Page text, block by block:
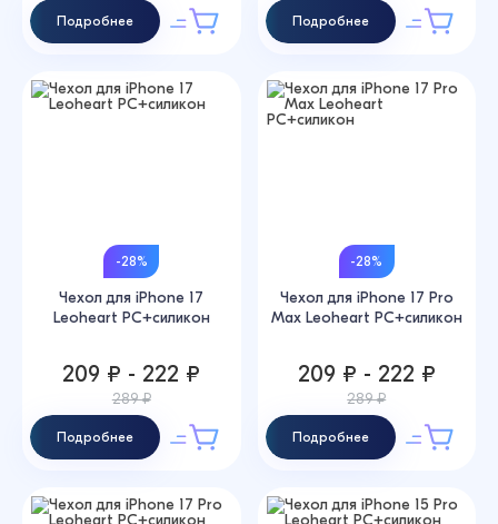
Подробнее Подробнее
-28%
Чехол для iPhone 17
Leoheart PC+силикон
209 ₽ - 222 ₽
289 ₽
Подробнее
-28%
Чехол для iPhone 17 Pro
Max Leoheart PC+силикон
209 ₽ - 222 ₽
289 ₽
Подробнее